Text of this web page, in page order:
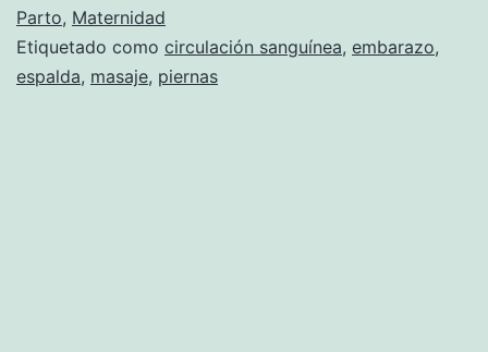
masajes
para
mujeres
Parto, Maternidad
Etiquetado como circulación sanguínea, embarazo,
espalda, masaje, piernas